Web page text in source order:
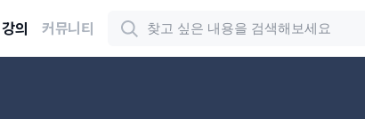
강의 커뮤니티